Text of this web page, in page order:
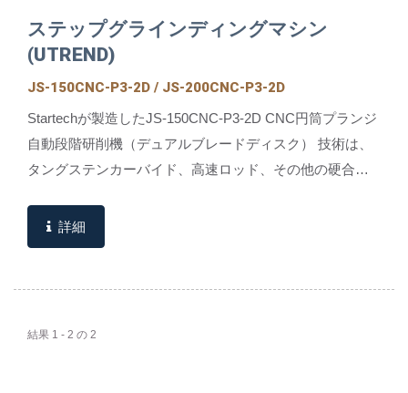
ステップグラインディングマシン
(UTREND)
JS-150CNC-P3-2D / JS-200CNC-P3-2D
Startechが製造したJS-150CNC-P3-2D CNC円筒プランジ
自動段階研削機（デュアルブレードディスク） 技術は、
タングステンカーバイド、高速ロッド、その他の硬合金
詳細
結果 1 - 2 の 2